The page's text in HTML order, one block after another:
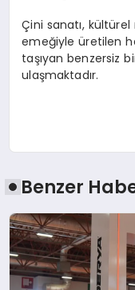
Çini sanatı, kültürel
emeğiyle üretilen
taşıyan benzersiz
ulaşmaktadır.
Benzer